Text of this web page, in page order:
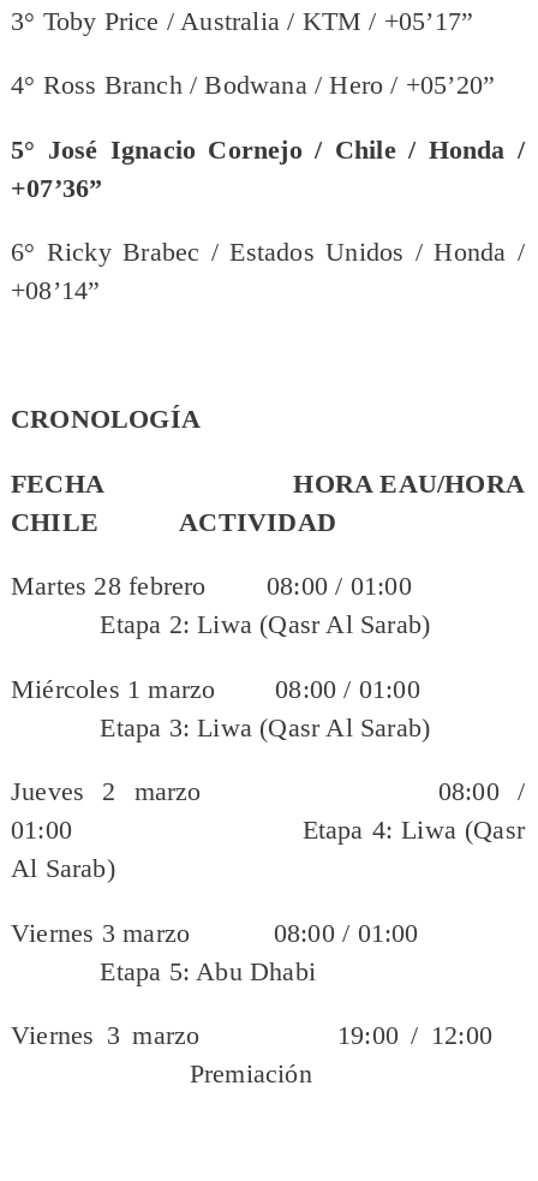
3° Toby Price / Australia / KTM / +05’17”
4° Ross Branch / Bodwana / Hero / +05’20”
5° José Ignacio Cornejo / Chile / Honda /
+07’36”
6° Ricky Brabec / Estados Unidos / Honda /
+08’14”
CRONOLOGÍA
FECHA HORA EAU/HORA
CHILE ACTIVIDAD
Martes 28 febrero 08:00 / 01:00
Etapa 2: Liwa (Qasr Al Sarab)
Miércoles 1 marzo 08:00 / 01:00
Etapa 3: Liwa (Qasr Al Sarab)
Jueves 2 marzo 08:00 /
01:00 Etapa 4: Liwa (Qasr
Al Sarab)
Viernes 3 marzo 08:00 / 01:00
Etapa 5: Abu Dhabi
Viernes 3 marzo 19:00 / 12:00
Premiación